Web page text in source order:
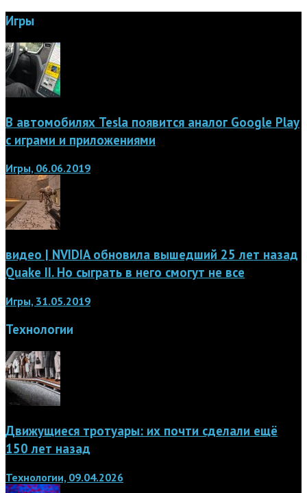
Игры
В автомобилях Tesla появится аналог Google Play
с играми и приложениями
Игры, 06.06.2019
видео | NVIDIA обновила вышедший 25 лет назад
Quake II. Но сыграть в него смогут не все
Игры, 31.05.2019
Технологии
Движущиеся тротуары: их почти сделали ещё
150 лет назад
Технологии, 09.04.2026